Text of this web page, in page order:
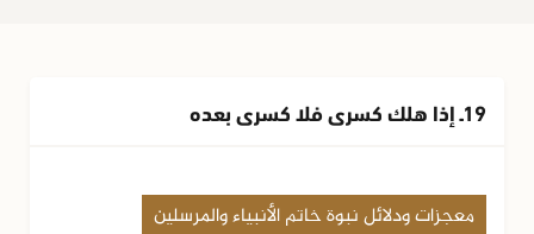
19ـ إذا هلك كسرى فلا كسرى بعده
معجزات ودلائل نبوة خاتم الأنبياء والمرسلين